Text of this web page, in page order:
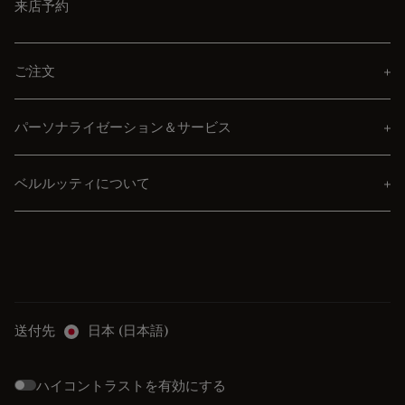
来店予約
ご注文
パーソナライゼーション＆サービス
ベルルッティについて
送付先 日本 (日本語)
ハイコントラストを有効にする